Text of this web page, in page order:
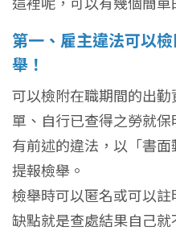
第一、雇主違法可以
舉！
可以檢附在職期間的出
單、自行已查得之勞就
有前述的違法，以「書面
提報檢舉。
檢舉時可以匿名或可以
缺點就是查處結果自己